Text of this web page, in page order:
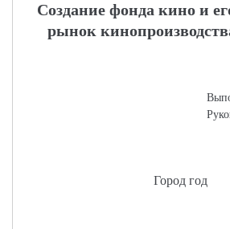
Создание фонда кино и
рынок
Город год